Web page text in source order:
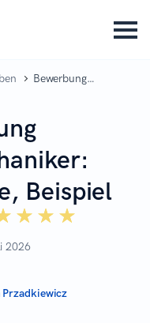
Bewerbung
Beispiel
Beispiel
2026